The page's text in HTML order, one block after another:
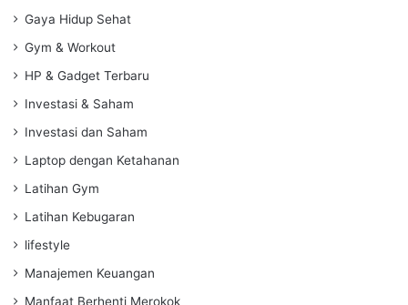
Gaya Hidup Sehat
Gym & Workout
HP & Gadget Terbaru
Investasi & Saham
Investasi dan Saham
Laptop dengan Ketahanan
Latihan Gym
Latihan Kebugaran
lifestyle
Manajemen Keuangan
Manfaat Berhenti Merokok